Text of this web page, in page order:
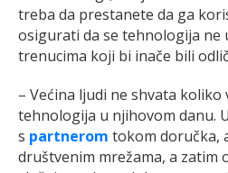
treba da prestanete da ga
osigurati da se tehnologija ne
trenucima koji bi inače bili
– Većina ljudi ne shvata
tehnologija u njihovom danu.
s partnerom tokom doručka,
društvenim mrežama, a zatim